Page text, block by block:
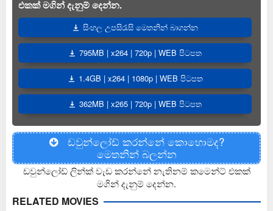
එකක් මගින් දැනුම් දෙන්න.
සිංහල උපසිරැසි මෙතනින් බාගන්න
795MB | x264 | 720p | WEB පිටපත
1.4GB | x264 | 1080p | WEB පිටපත
362MB | x265 | 720p | WEB පිටපත
ඩවුන්ලෝඩ් කරන්නේ කොහොමද?
මෙතනින් බලන්න
ඩවුන්ලෝඩ් ලින්ක් වැඩ කරන්නේ නැතිනම් කමෙන්ට් එකක්
මගින් දැනුම් දෙන්න.
RELATED MOVIES